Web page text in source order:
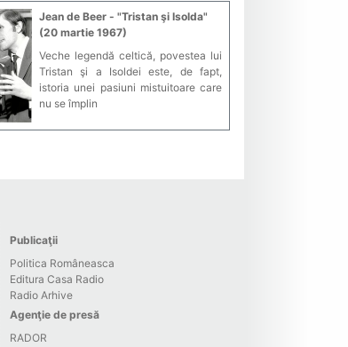
Jean de Beer - "Tristan şi Isolda"
(20 martie 1967)
Veche legendă celtică, povestea lui
Tristan şi a Isoldei este, de fapt,
istoria unei pasiuni mistuitoare care
nu se împlin
Publicaţii
Politica Româneasca
Editura Casa Radio
Radio Arhive
Agenţie de presă
RADOR